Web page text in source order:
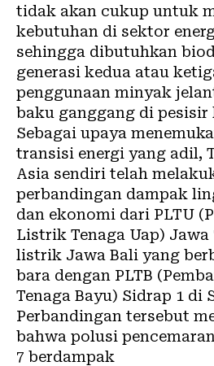
tidak akan cukup untuk
kebutuhan di sektor
sehingga dibutuhkan
generasi kedua atau
penggunaan minyak
baku ganggang di pesisir
Sebagai upaya
transisi energi yang adil,
Asia sendiri telah
perbandingan dampak
dan ekonomi dari PLTU
Listrik Tenaga Uap)
listrik Jawa Bali yang
bara dengan PLTB
Tenaga Bayu) Sidrap 1 di
Perbandingan tersebut
bahwa polusi
7 berdampak